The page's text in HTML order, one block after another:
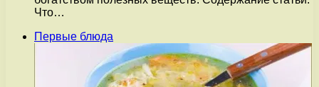
Что…
Первые блюда